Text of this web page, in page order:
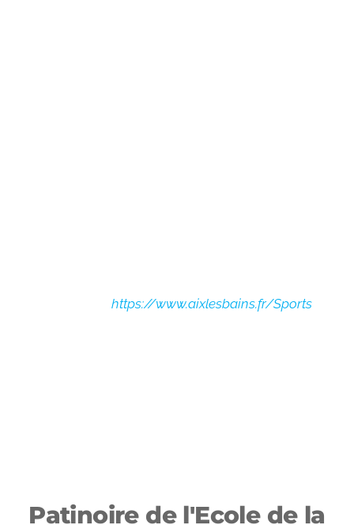
https://www.aixlesbains.fr/Sports
Patinoire de l'Ecole de la